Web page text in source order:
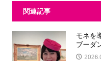
関連記事
モネを
ブーダ